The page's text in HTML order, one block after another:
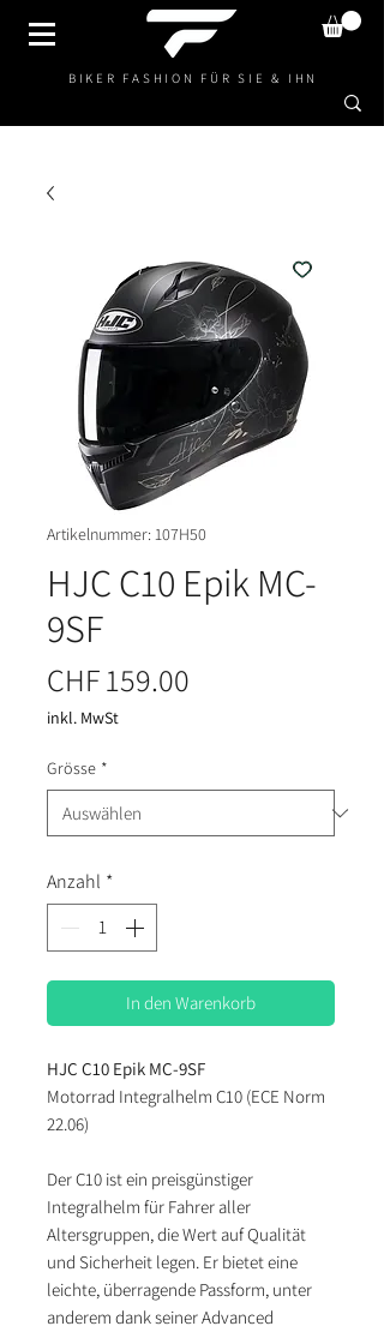
BIKER FASHION FÜR SIE & IHN
Artikelnummer: 107H50
HJC C10 Epik MC-
9SF
CHF 159.00
inkl. MwSt
Grösse *
Anzahl *
In den Warenkorb
HJC C10 Epik MC-9SF
Motorrad Integralhelm C10 (ECE Norm
22.06)
Der C10 ist ein preisgünstiger
Integralhelm für Fahrer aller
Altersgruppen, die Wert auf Qualität
und Sicherheit legen. Er bietet eine
leichte, überragende Passform, unter
anderem dank seiner Advanced